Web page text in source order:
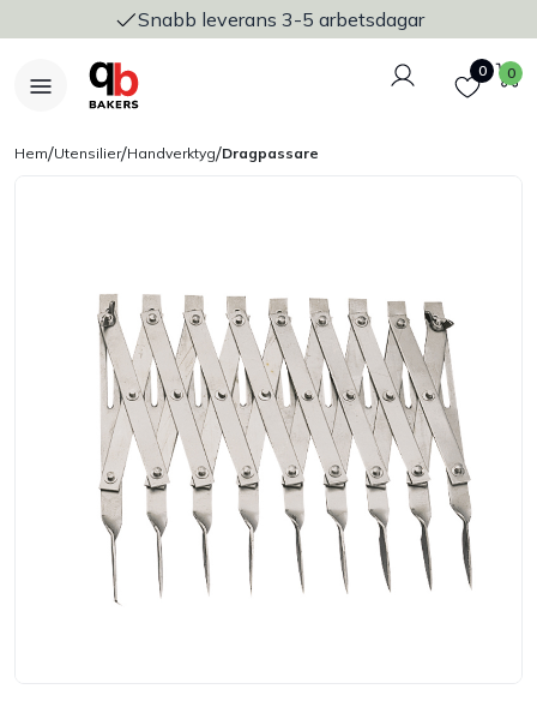
Snabb leverans 3-5 arbetsdagar
Logga in
Favoriter
0 0
Bakers Pureline
Bageriplåtar & bakformar
Stickvagnar & transport
Utensilier
Hem/Utensilier/Handverktyg/Dragpassare